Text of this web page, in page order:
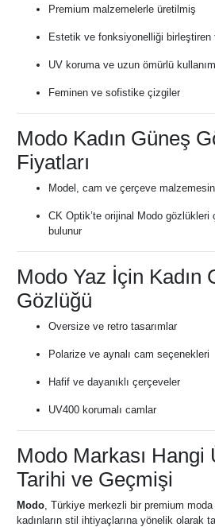
Premium malzemelerle üretilmiş
Estetik ve fonksiyonelliği birleştiren
UV koruma ve uzun ömürlü kullanım
Feminen ve sofistike çizgiler
Modo Kadın Güneş
Fiyatları
Model, cam ve çerçeve
CK Optik’te orijinal Modo gözlükleri
bulunur
Modo Yaz İçin Kadın
Gözlüğü
Oversize ve retro tasarımlar
Polarize ve aynalı cam seçenekleri
Hafif ve dayanıklı çerçeveler
UV400 korumalı camlar
Modo Markası Hangi
Tarihi ve Geçmişi
Modo, Türkiye merkezli bir premium moda
kadınların stil ihtiyaçlarına yönelik olarak